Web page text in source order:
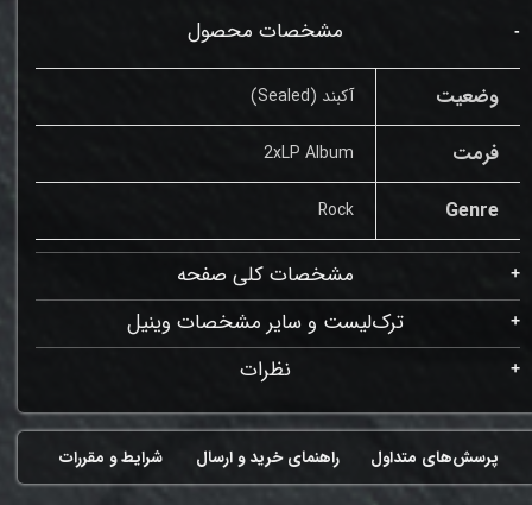
مشخصات محصول
وضعیت آکبند (Sealed)
فرمت 2xLP Album
Genre
Rock
مشخصات کلی صفحه
ترک‌لیست و سایر مشخصات وینیل
نظرات
شرایط و مقررات راهنمای خرید و ارسال پرسش‌های متداول